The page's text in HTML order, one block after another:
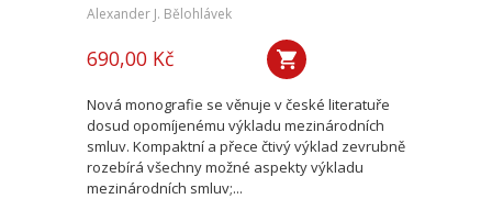
Alexander J. Bělohlávek
690,00 Kč
Nová monografie se věnuje v české literatuře
dosud opomíjenému výkladu mezinárodních
smluv. Kompaktní a přece čtivý výklad zevrubně
rozebírá všechny možné aspekty výkladu
mezinárodních smluv;...